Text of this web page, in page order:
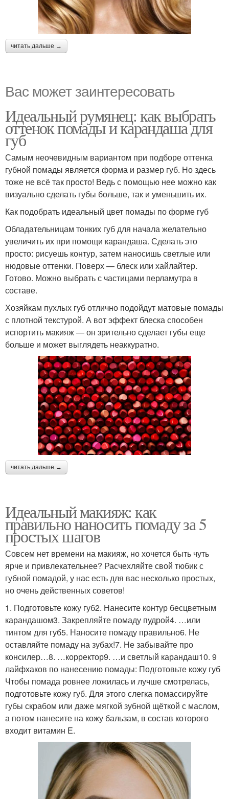
читать дальше →
Вас может заинтересовать
Идеальный румянец: как выбрать
оттенок помады и карандаша для
губ
Самым неочевидным вариантом при подборе оттенка
губной помады является форма и размер губ. Но здесь
тоже не всё так просто! Ведь с помощью нее можно как
визуально сделать губы больше, так и уменьшить их.
Как подобрать идеальный цвет помады по форме губ
Обладательницам тонких губ для начала желательно
увеличить их при помощи карандаша. Сделать это
просто: рисуешь контур, затем наносишь светлые или
нюдовые оттенки. Поверх — блеск или хайлайтер.
Готово. Можно выбрать с частицами перламутра в
составе.
Хозяйкам пухлых губ отлично подойдут матовые помады
с плотной текстурой. А вот эффект блеска способен
испортить макияж — он зрительно сделает губы еще
больше и может выглядеть неаккуратно.
читать дальше →
Идеальный макияж: как
правильно наносить помаду за 5
простых шагов
Совсем нет времени на макияж, но хочется быть чуть
ярче и привлекательнее? Расчехляйте свой тюбик с
губной помадой, у нас есть для вас несколько простых,
но очень действенных советов!
1. Подготовьте кожу губ2. Нанесите контур бесцветным
карандашом3. Закрепляйте помаду пудрой4. …или
тинтом для губ5. Наносите помаду правильно6. Не
оставляйте помаду на зубах!7. Не забывайте про
консилер…8. …корректор9. …и светлый карандаш10. 9
лайфхаков по нанесению помады: Подготовьте кожу губ
Чтобы помада ровнее ложилась и лучше смотрелась,
подготовьте кожу губ. Для этого слегка помассируйте
губы скрабом или даже мягкой зубной щёткой с маслом,
а потом нанесите на кожу бальзам, в состав которого
входит витамин Е.